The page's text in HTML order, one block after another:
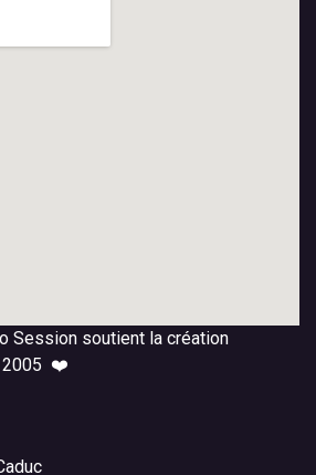
Session soutient la création
2005 ❤️